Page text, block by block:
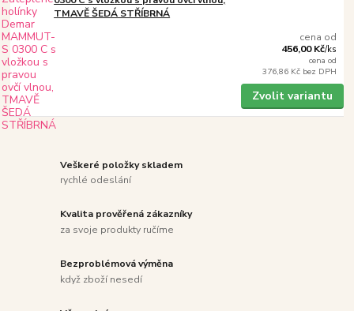
TMAVĚ ŠEDÁ STŘÍBRNÁ
cena od
456,00 Kč/ks
cena od
376,86 Kč bez DPH
Zvolit variantu
Veškeré položky skladem
rychlé odeslání
Kvalita prověřená zákazníky
za svoje produkty ručíme
Bezproblémová výměna
když zboží nesedí